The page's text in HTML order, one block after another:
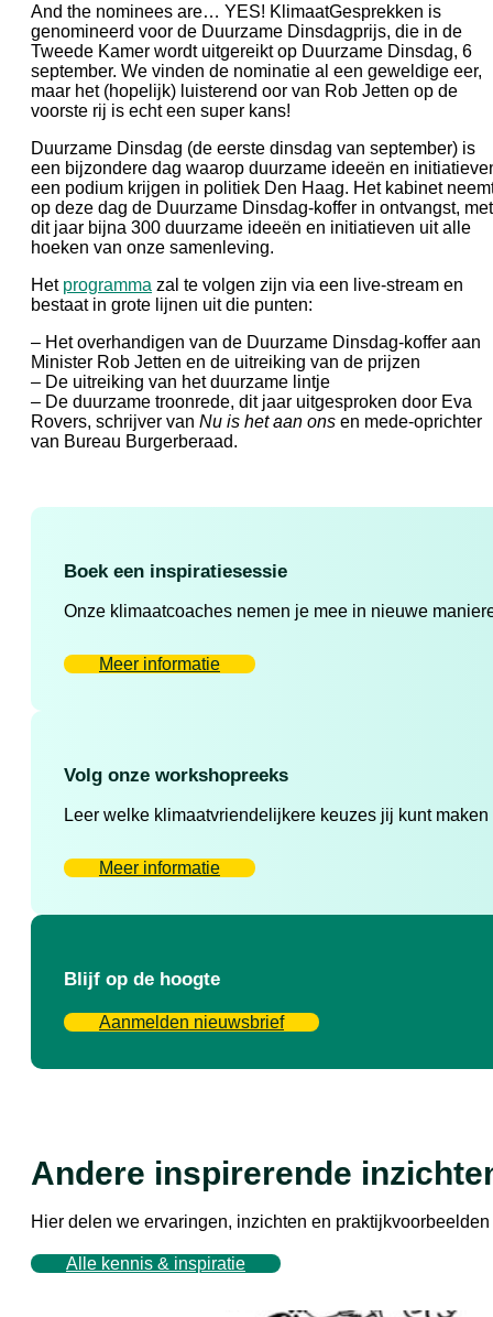
And the nominees are… YES! KlimaatGesprekken is
genomineerd voor de Duurzame Dinsdagprijs, die in de
Tweede Kamer wordt uitgereikt op Duurzame Dinsdag, 6
september. We vinden de nominatie al een geweldige eer,
maar het (hopelijk) luisterend oor van Rob Jetten op de
voorste rij is echt een super kans!
Duurzame Dinsdag (de eerste dinsdag van september) is
een bijzondere dag waarop duurzame ideeën en
een podium krijgen in politiek Den Haag. Het kabinet
op deze dag de Duurzame Dinsdag-koffer in ontvangst, met
dit jaar bijna 300 duurzame ideeën en initiatieven uit alle
hoeken van onze samenleving.
Het programma zal te volgen zijn via een live-stream en
bestaat in grote lijnen uit die punten:
– Het overhandigen van de Duurzame Dinsdag-koffer aan
Minister Rob Jetten en de uitreiking van de prijzen
– De uitreiking van het duurzame lintje
– De duurzame troonrede, dit jaar uitgesproken door Eva
Rovers, schrijver van Nu is het aan ons en mede-oprichter
van Bureau Burgerberaad.
Boek een inspiratiesessie
Onze klimaatcoaches nemen je mee in nieuwe
Meer informatie
Volg onze workshopreeks
Leer welke klimaatvriendelijkere keuzes jij kunt
Meer informatie
Blijf op de hoogte
Aanmelden nieuwsbrief
Andere inspirerende
Hier delen we ervaringen, inzichten en
Alle kennis & inspiratie